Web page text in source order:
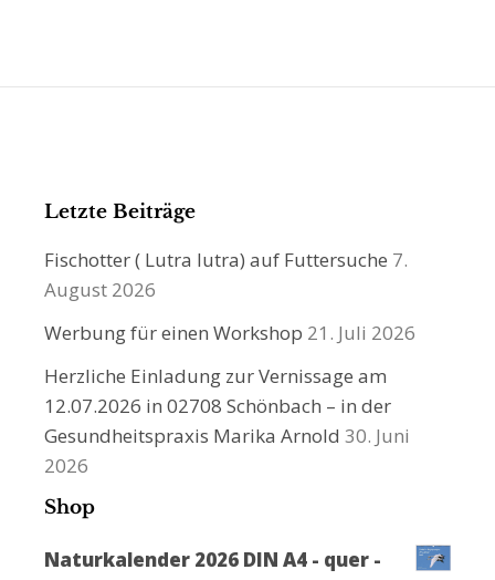
Letzte Beiträge
Fischotter ( Lutra lutra) auf Futtersuche 7.
August 2026
Werbung für einen Workshop 21. Juli 2026
Herzliche Einladung zur Vernissage am
12.07.2026 in 02708 Schönbach – in der
Gesundheitspraxis Marika Arnold 30. Juni
2026
Shop
Naturkalender 2026 DIN A4 - quer -